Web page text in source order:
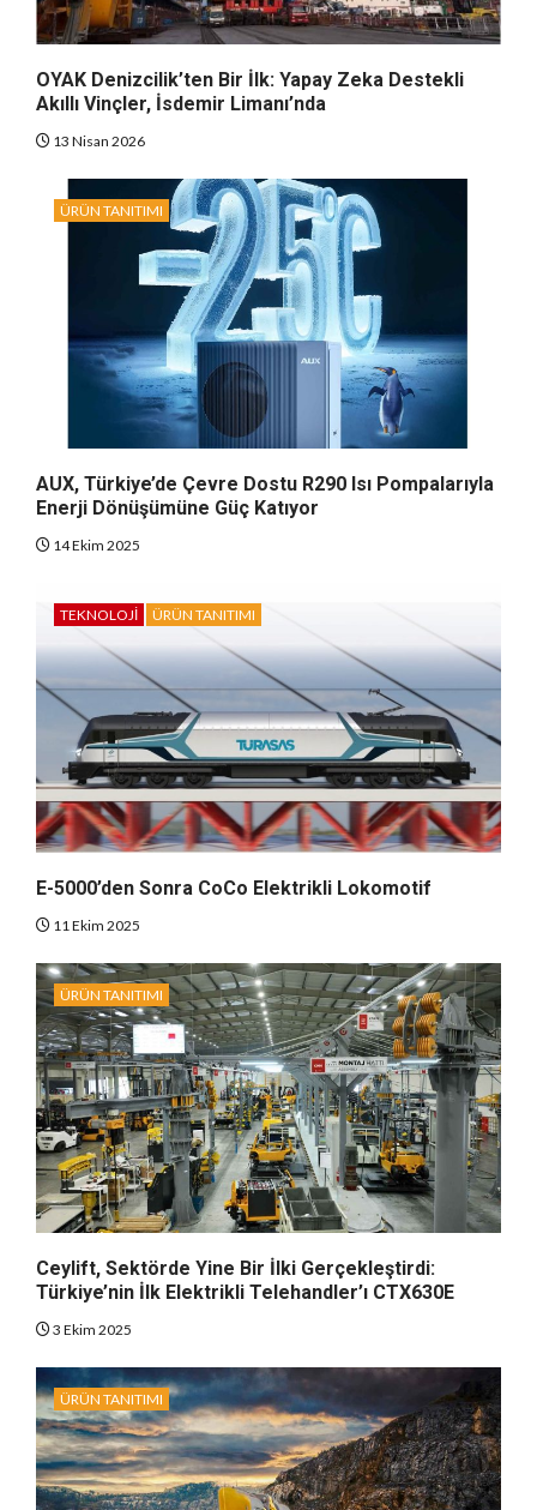
OYAK Denizcilik’ten Bir İlk: Yapay Zeka Destekli
Akıllı Vinçler, İsdemir Limanı’nda
13 Nisan 2026
ÜRÜN TANITIMI
AUX, Türkiye’de Çevre Dostu R290 Isı Pompalarıyla
Enerji Dönüşümüne Güç Katıyor
14 Ekim 2025
TEKNOLOJI ÜRÜN TANITIMI
E-5000’den Sonra CoCo Elektrikli Lokomotif
11 Ekim 2025
ÜRÜN TANITIMI
Ceylift, Sektörde Yine Bir İlki Gerçekleştirdi:
Türkiye’nin İlk Elektrikli Telehandler’ı CTX630E
3 Ekim 2025
ÜRÜN TANITIMI